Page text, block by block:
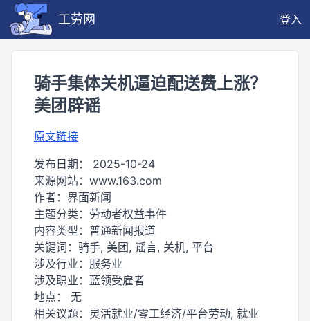
工劳网 登入
骑手集体关机逼迫配送费上涨？
美团辟谣
原文链接
发布日期： 2025-10-24
来源网站： www.163.com
作者： 界面新闻
主题分类： 劳动者权益事件
内容类型： 普通新闻报道
关键词： 骑手, 美团, 谣言, 关机, 平台
涉及行业： 服务业
涉及职业： 蓝领受雇者
地点： 无
相关议题： 灵活就业/零工经济/平台劳动, 就业